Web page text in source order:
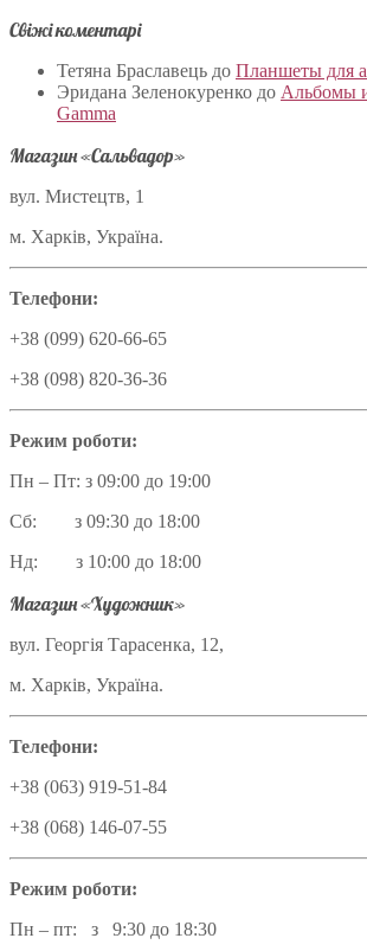
Свіжі коментарі
Тетяна Браславець до Планшеты для
Эридана Зеленокуренко до Альбомы
Gamma
Магазин «Сальвадор»
вул. Мистецтв, 1
м. Харків, Україна.
Телефони:
+38 (099) 620-66-65
+38 (098) 820-36-36
Режим роботи:
Пн – Пт: з 09:00 до 19:00
Сб: з 09:30 до 18:00
Нд: з 10:00 до 18:00
Магазин «Художник»
вул. Георгія Тарасенка, 12,
м. Харків, Україна.
Телефони:
+38 (063) 919-51-84
+38 (068) 146-07-55
Режим роботи:
Пн – пт: з 9:30 до 18:30